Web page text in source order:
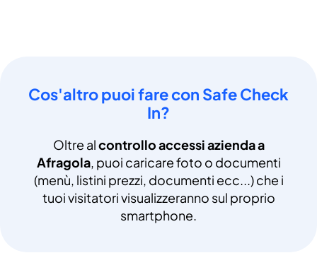
Cos'altro puoi fare con Safe Check
In?
Oltre alcontrollo accessi azienda a
Afragola, puoi caricare foto o documenti
(menù, listini prezzi, documenti ecc...) che i
tuoi visitatori visualizzeranno sul proprio
smartphone.